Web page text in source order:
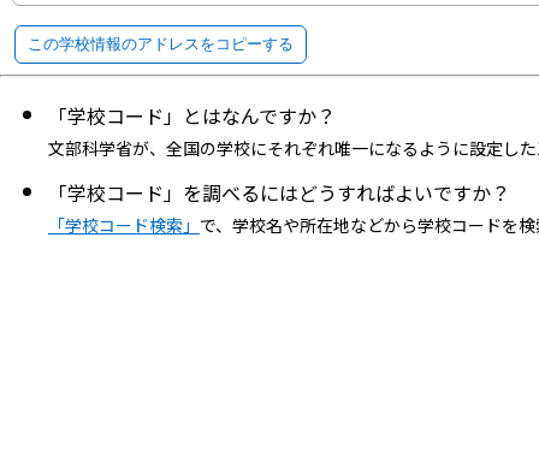
この学校情報のアドレスをコピーする
「学校コード」とはなんですか？
文部科学省が、全国の学校にそれぞれ唯一になるように設定し
「学校コード」を調べるにはどうすればよいですか？
「学校コード検索」 で、学校名や所在地などから学校コードを